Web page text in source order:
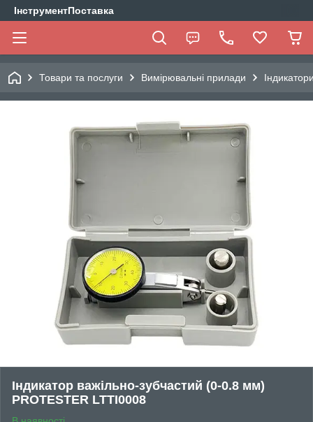
ІнструментПоставка
Товари та послуги Вимірювальні прилади
Індикатор важільно-зубчастий (0-0.8 мм)
PROTESTER LTTI0008